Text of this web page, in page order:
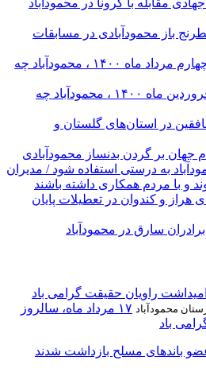
مقابله با کرونا در محمودآباد
باز محمودآبادی در مسابقات
فردا یکشنبه بیست و چهارم مرداد ماه ۱۴۰۰ ، محمودآباد چه
فردا یکشنبه پانزدهم فروردین ماه ۱۴۰۰ ، محمودآباد چه
در استان‌های گلستان و
جهان بر گردن بدنساز محمودآبادی
به درستی استفاده شود / مدیران
و با مردم همکاری داشته باشند
و کندوان در تعطیلات پایان
برادران سارق در محمودآباد
محمودآباد
۱۷ مرداد ماه، سالروز
باد